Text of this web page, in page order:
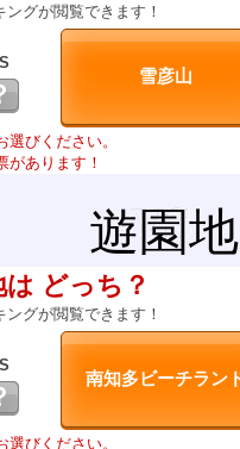
グが閲覧できます！
びください。
があります！
遊園
どっち？
グが閲覧できます！
びください。